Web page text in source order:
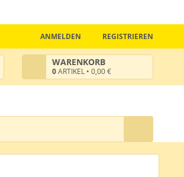
REGISTRIEREN
ANMELDEN
WARENKORB
0ARTIKEL • 0,00 €